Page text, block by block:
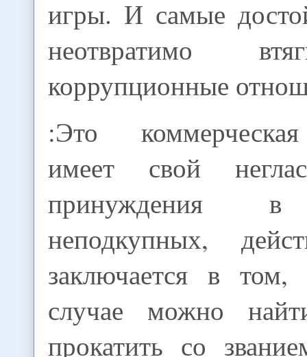
игры. И самые
неотвратимо
коррупционные
:Это
имеет свой
принуждения в
неподкупных,
заключается в
случае можно
прокатить со